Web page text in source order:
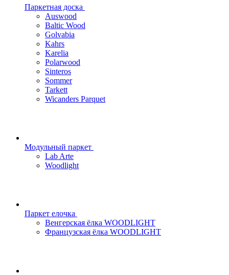
Паркетная доска
Auswood
Baltic Wood
Golvabia
Kahrs
Karelia
Polarwood
Sinteros
Sommer
Tarkett
Wicanders Parquet
Модульный паркет
Lab Arte
Woodlight
Паркет елочка
Венгерская ёлка WOODLIGHT
Французская ёлка WOODLIGHT